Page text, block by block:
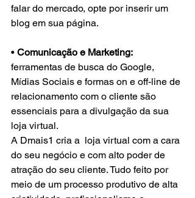
falar do mercado, opte por inserir um
blog em sua página.
• Comunicação e Marketing:
ferramentas de busca do Google,
Mídias Sociais e formas on e off-line de
relacionamento com o cliente são
essenciais para a divulgação da sua
loja virtual.
A Dmais1 cria a  loja virtual com a cara
do seu negócio e com alto poder de
atração do seu cliente. Tudo feito por
meio de um processo produtivo de alta